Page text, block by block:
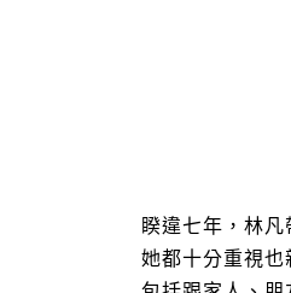
睽違七年，林
她都十分重視也